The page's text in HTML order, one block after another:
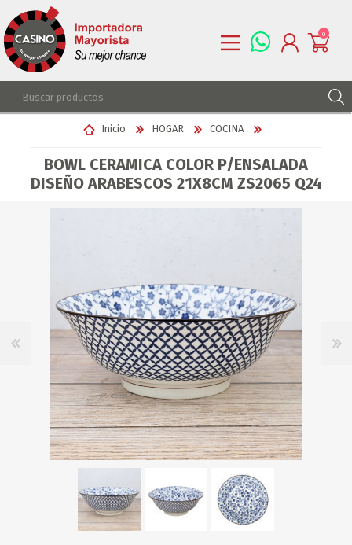
REGISTRARSE
LISTA DE DESEOS
0
Inicio HOGAR COCINA
BOWL CERAMICA COLOR P/ENSALADA
DISEÑO ARABESCOS 21X8CM ZS2065 Q24